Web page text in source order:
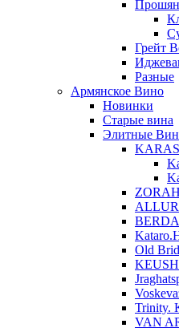
Грейт
Разные
Армянское Вино
Новинки
Старые вина
Элитные
KARAS
ZORAH
Old
Trinity.
VAN